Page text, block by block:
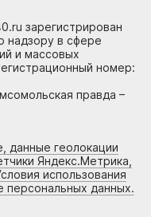
зарегистрирован
надзору в сфере
и массовых
номер:
правда –
данные геолокации
Яндекс.Метрика,
использования
персональных данных.